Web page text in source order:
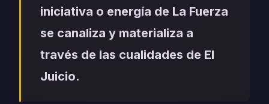
iniciativa o energía de La Fuerza
se canaliza y materializa a
través de las cualidades de El
Juicio.